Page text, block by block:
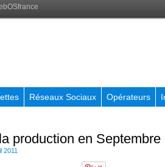
Réseaux Sociaux Opérateurs
production en Septembre
2011